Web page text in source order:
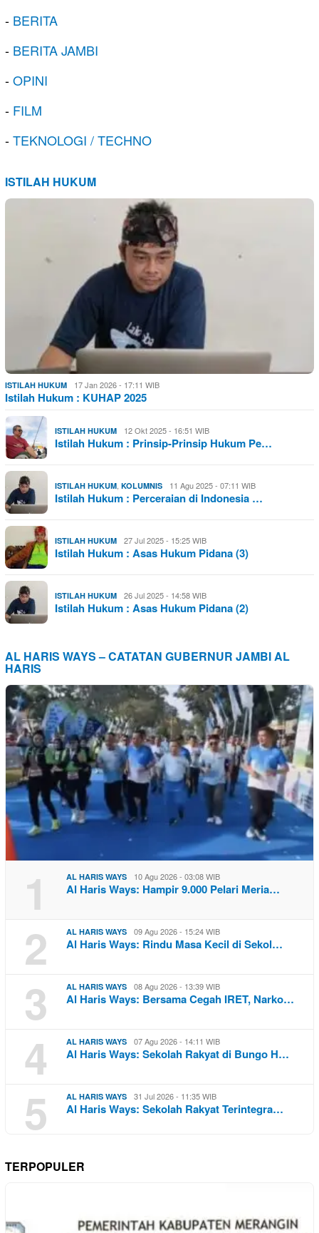
- BERITA
- BERITA JAMBI
-OPINI
- FILM
-TEKNOLOGI / TECHNO
ISTILAH HUKUM
ISTILAH HUKUM 17 Jan 2026 - 17:11 WIB
Istilah Hukum : KUHAP 2025
ISTILAH HUKUM 12 Okt 2025 - 16:51 WIB
Istilah Hukum : Prinsip-Prinsip Hukum Pe…
ISTILAH HUKUM KOLUMNIS 11 Agu 2025 - 07:11 WIB
Istilah Hukum : Perceraian di Indonesia …
ISTILAH HUKUM 27 Jul 2025 - 15:25 WIB
Istilah Hukum : Asas Hukum Pidana (3)
ISTILAH HUKUM 26 Jul 2025 - 14:58 WIB
Istilah Hukum : Asas Hukum Pidana (2)
AL HARIS WAYS – CATATAN GUBERNUR JAMBI AL
HARIS
1 AL HARIS WAYS 10 Agu 2026 - 03:08 WIB
Al Haris Ways: Hampir 9.000 Pelari Meria…
2 AL HARIS WAYS 09 Agu 2026 - 15:24 WIB
Al Haris Ways: Rindu Masa Kecil di Sekol…
3 AL HARIS WAYS 08 Agu 2026 - 13:39 WIB
Al Haris Ways: Bersama Cegah IRET, Narko…
4 AL HARIS WAYS 07 Agu 2026 - 14:11 WIB
Al Haris Ways: Sekolah Rakyat di Bungo H…
5 AL HARIS WAYS 31 Jul 2026 - 11:35 WIB
Al Haris Ways: Sekolah Rakyat Terintegra…
TERPOPULER